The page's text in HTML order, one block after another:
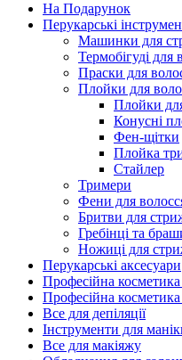
На Подарунок
Перукарські
Машинки для
Термобігуді для
Праски для
Плойки для
Плойки
Конусні
Фен-щітки
Плойка
Стайлер
Тримери
Фени для
Бритви для
Гребінці та
Ножиці для
Перукарські аксесуари
Професійна
Професійна
Все для депіляції
Інструменти для
Все для макіяжу